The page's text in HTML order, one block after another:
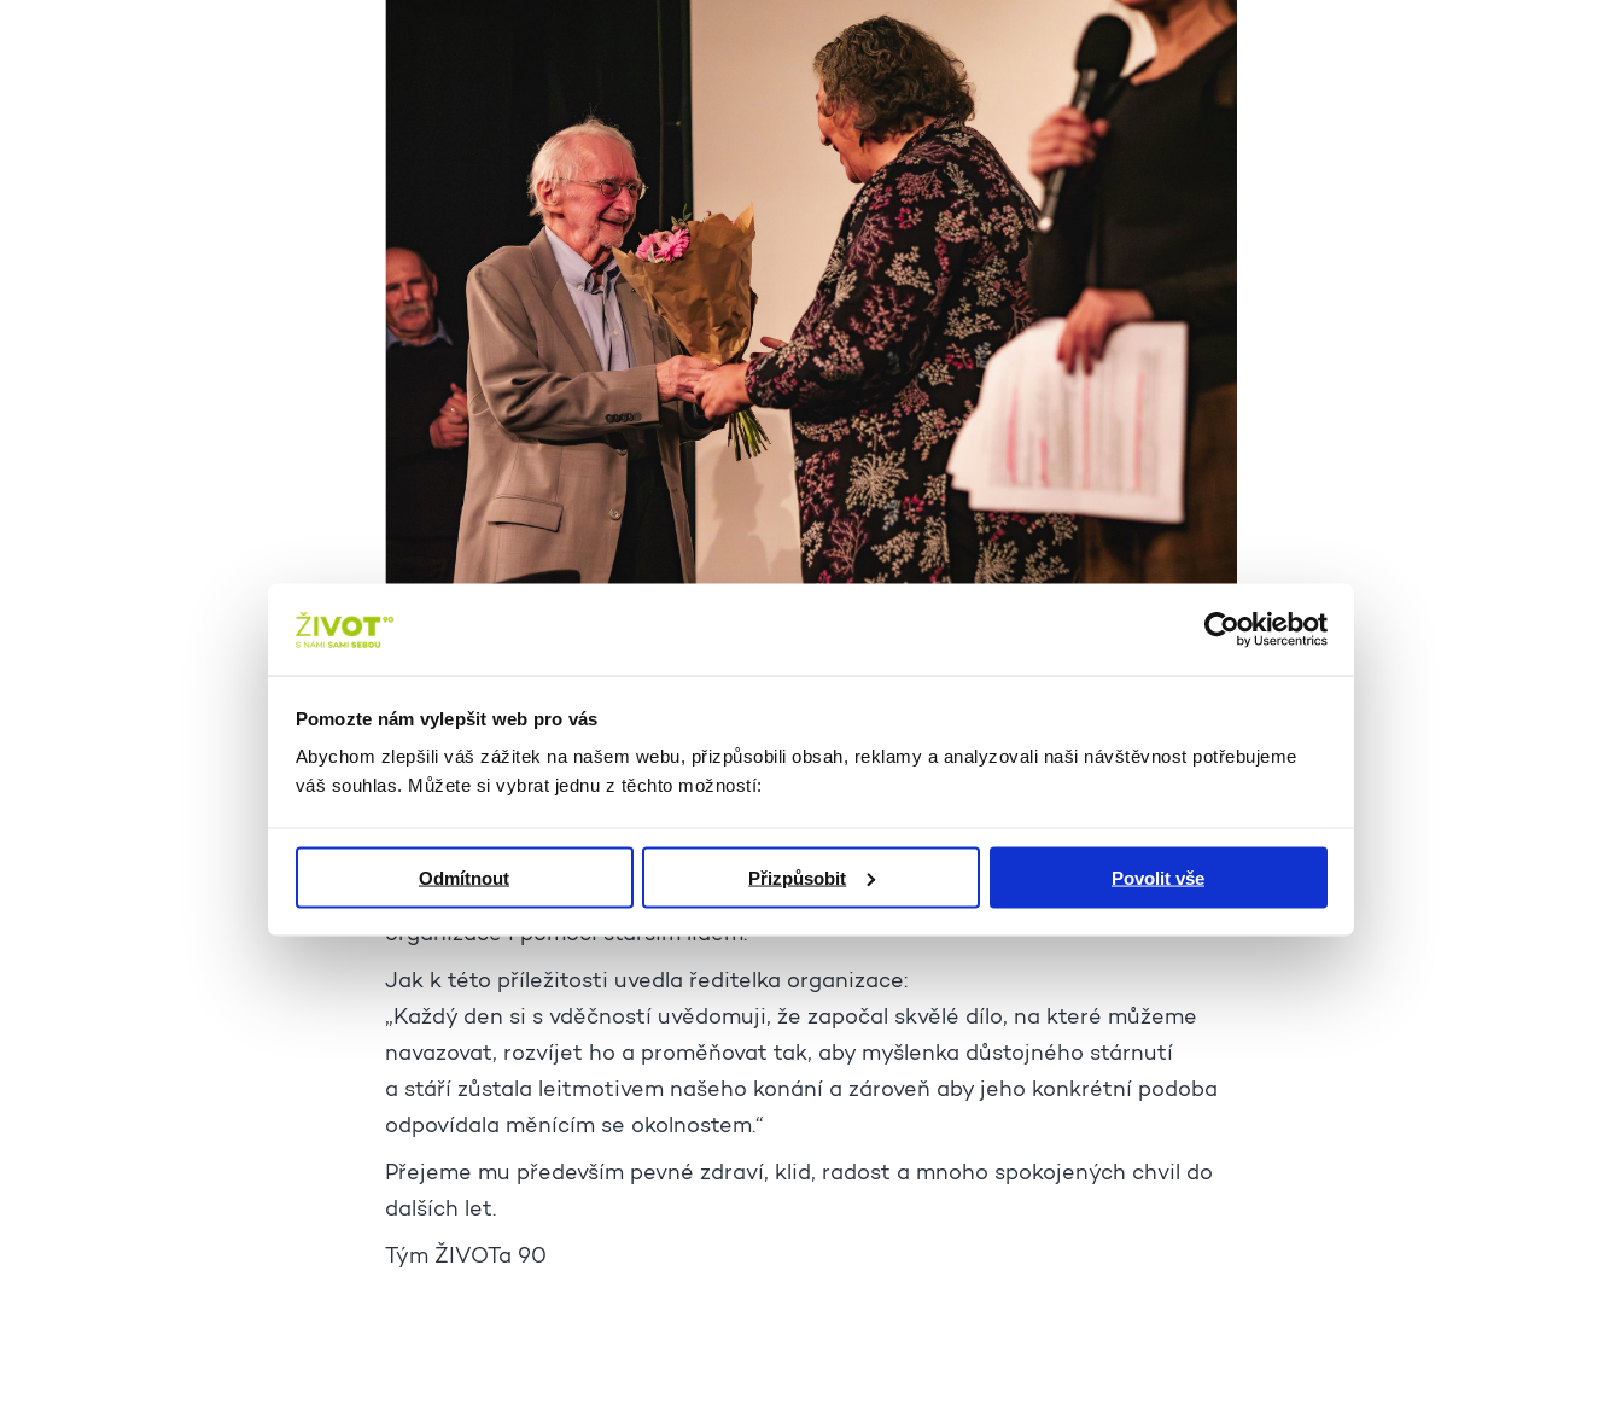
Pomozte nám vylepšit web pro vás
Abychom zlepšili váš zážitek na našem webu, přizpůsobili obsah, reklamy a analyzovali naši návštěvnost potřebujeme
váš souhlas. Můžete si vybrat jednu z těchto možností:
Odmítnout Přizpůsobit Povolit vše
Jan Lorman stál u zrodu ŽIVOTa 90 a zásadně se podílel na jeho směřování
i rozvoji v oblasti podpory seniorů a prosazování myšlenky důstojného stárnutí.
a poděkování za jeho dlouholetý přínos, energii a práci, kterou věnoval budování
organizace i pomoci starším lidem.
Jak k této příležitosti uvedla ředitelka organizace:
„Každý den si s vděčností uvědomuji, že započal skvělé dílo, na které můžeme
navazovat, rozvíjet ho a proměňovat tak, aby myšlenka důstojného stárnutí
a stáří zůstala leitmotivem našeho konání a zároveň aby jeho konkrétní podoba
odpovídala měnícím se okolnostem.“
Přejeme mu především pevné zdraví, klid, radost a mnoho spokojených chvil do
dalších let.
Tým ŽIVOTa 90